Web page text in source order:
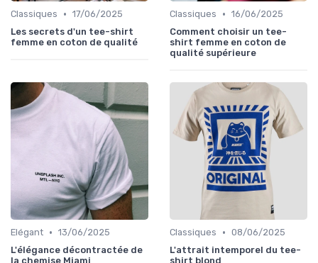
Classiques • 17/06/2025
Les secrets d'un tee-shirt
femme en coton de qualité
Classiques • 16/06/2025
Comment choisir un tee-
shirt femme en coton de
qualité supérieure
Elégant • 13/06/2025
L'élégance décontractée de
la chemise Miami
Classiques • 08/06/2025
L'attrait intemporel du tee-
shirt blond